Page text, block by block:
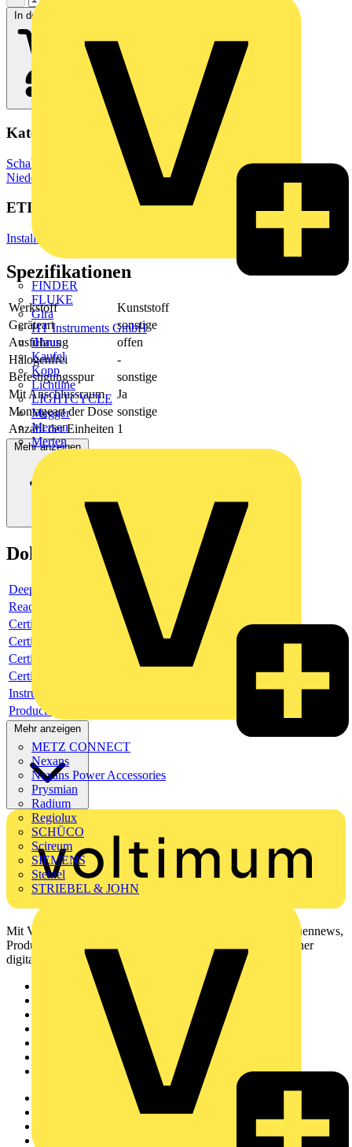
FINDER
FLUKE
Gira
HT Instruments GmbH
iHaus
Kaufel
Kopp
Lichtline
LIGHTCYCLE
Megger
Mersen
Merten
METZ CONNECT
Nexans
Nexans Power Accessories
Prysmian
Radium
Regiolux
SCHÜCO
Scireum
SIEMENS
Steinel
STRIEBEL & JOHN
In den Warenkorb
Kategorien
Schaltgeräte & Überstromschutz
Schaltgeräte
Niederspannungsschaltgeräte
ETIM Group
Installationskanäle Wand und Decke
Spezifikationen
Werkstoff
Kunststoff
Geräteart
sonstige
Ausführung
offen
Halogenfrei
-
Befestigungsspur
sonstige
Mit Anschlussraum
Ja
Montageart der Dose sonstige
Anzahl der Einheiten 1
Mehr anzeigen
Dokumente
Deeplink product page
Reach Declaration URL
Certificate
Certificate
Certificate
Certificate
Instructions for use
Product data sheet
Mehr anzeigen
Mit Voltimum erhalten Elektrofachkräfte Zugang zu Branchennews,
Produktinformationen, Schulungen und Tools – alles auf einer
digitalen Plattform und Community.